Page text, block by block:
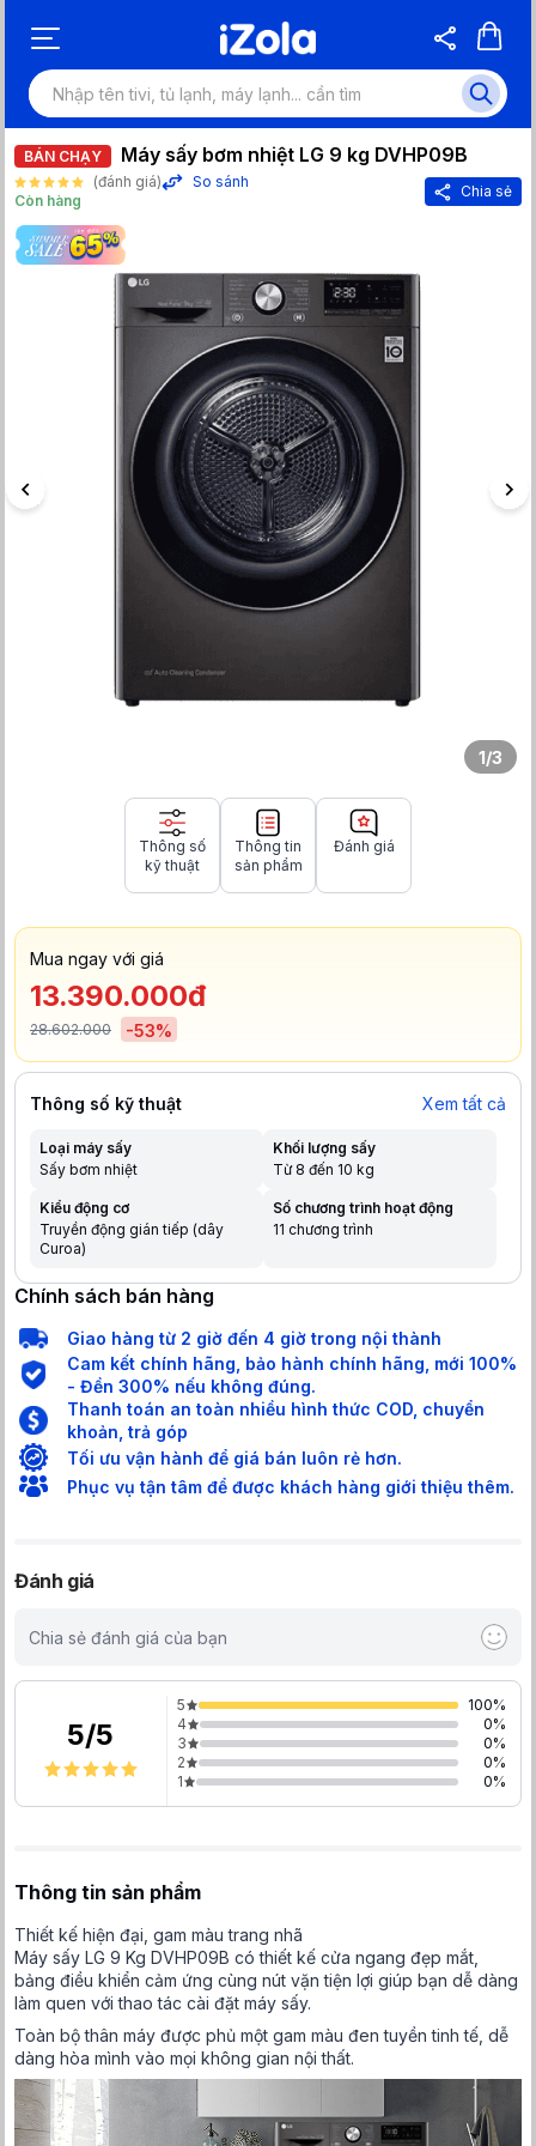
BÁN CHẠY Máy sấy bơm nhiệt LG 9 kg DVHP09B
(đánh giá)
So sánh
Còn hàng
Chia sẻ
1/3
Thông số
kỹ thuật
Thông tin
sản phẩm
Đánh giá
Mua ngay với giá
13.390.000đ
28.602.000 -53%
Thông số kỹ thuật Xem tất cả
Loại máy sấy
Sấy bơm nhiệt
Khối lượng sấy
Từ 8 đến 10 kg
Kiểu động cơ
Truyền động gián tiếp (dây
Curoa)
Số chương trình hoạt động
11 chương trình
Chính sách bán hàng
Giao hàng từ 2 giờ đến 4 giờ trong nội thành
Cam kết chính hãng, bảo hành chính hãng, mới 100%
- Đền 300% nếu không đúng.
Thanh toán an toàn nhiều hình thức COD, chuyển
khoản, trả góp
Tối ưu vận hành để giá bán luôn rẻ hơn.
Phục vụ tận tâm để được khách hàng giới thiệu thêm.
Đánh giá
Chia sẻ đánh giá của bạn
5/5
5 100%
4
0%
3
0%
2
0%
1
0%
Thông tin sản phẩm
Thiết kế hiện đại, gam màu trang nhã
Máy sấy LG 9 Kg DVHP09B có thiết kế cửa ngang đẹp mắt,
bảng điều khiển cảm ứng cùng nút vặn tiện lợi giúp bạn dễ dàng
làm quen với thao tác cài đặt máy sấy.
Toàn bộ thân máy được phủ một gam màu đen tuyền tinh tế, dễ
dàng hòa mình vào mọi không gian nội thất.